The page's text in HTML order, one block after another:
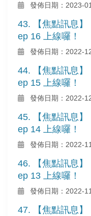
發佈日期：2023-
43. 【焦點訊息
ep 16 上線囉！
發佈日期：2022-
44. 【焦點訊息
ep 15 上線囉！
發佈日期：2022-
45. 【焦點訊息
ep 14 上線囉！
發佈日期：2022-
46. 【焦點訊息
ep 13 上線囉！
發佈日期：2022-
47. 【焦點訊息